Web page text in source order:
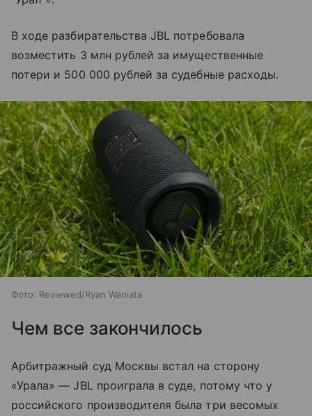
В ходе разбирательства JBL потребовала
возместить 3 млн рублей за имущественные
потери и 500 000 рублей за судебные расходы.
Фото: Reviewed/Ryan Waniata
Чем все закончилось
Арбитражный суд Москвы встал на сторону
«Урала» — JBL проиграла в суде, потому что у
российского производителя была три весомых